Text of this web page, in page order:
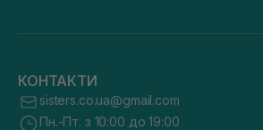
КОНТАКТИ
sisters.co.ua@gmail.com
Пн.-Пт. з 10:00 до 19:00